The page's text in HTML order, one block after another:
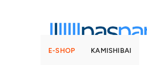
E-SHOP KAMISHIBAI